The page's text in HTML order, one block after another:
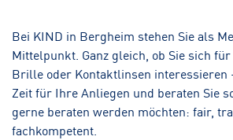
Bei KIND in Bergheim stehen Sie als
Mittelpunkt. Ganz gleich, ob Sie sich
Brille oder Kontaktlinsen interessieren
Zeit für Ihre Anliegen und beraten Sie
gerne beraten werden möchten: fair,
fachkompetent.